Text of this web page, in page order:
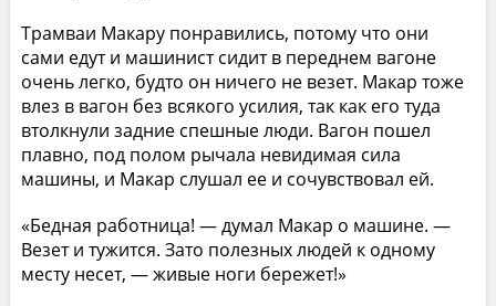
Трамваи Макару понравились, потому что они
сами едут и машинист сидит в переднем вагоне
очень легко, будто он ничего не везет. Макар тоже
влез в вагон без всякого усилия, так как его туда
втолкнули задние спешные люди. Вагон пошел
плавно, под полом рычала невидимая сила
машины, и Макар слушал ее и сочувствовал ей.
«Бедная работница! — думал Макар о машине. —
Везет и тужится. Зато полезных людей к одному
месту несет, — живые ноги бережет!»